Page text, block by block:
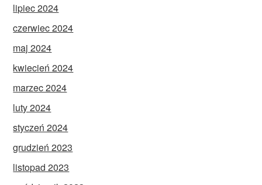
lipiec 2024
czerwiec 2024
maj 2024
kwiecień 2024
marzec 2024
luty 2024
styczeń 2024
grudzień 2023
listopad 2023